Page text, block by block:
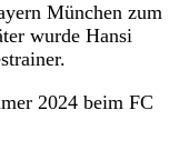
München zum
wurde Hansi
2024 beim FC